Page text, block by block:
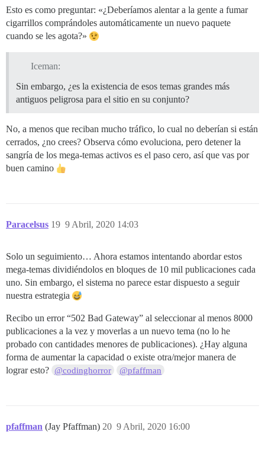
Esto es como preguntar: «¿Deberíamos alentar a la gente a fumar
cigarrillos comprándoles automáticamente un nuevo paquete
cuando se les agota?»
Iceman:
Sin embargo, ¿es la existencia de esos temas grandes más
antiguos peligrosa para el sitio en su conjunto?
No, a menos que reciban mucho tráfico, lo cual no deberían si están
cerrados, ¿no crees? Observa cómo evoluciona, pero detener la
sangría de los mega-temas activos es el paso cero, así que vas por
buen camino
Paracelsus 9 Abril, 2020 14:03
19
Solo un seguimiento… Ahora estamos intentando abordar estos
mega-temas dividiéndolos en bloques de 10 mil publicaciones cada
uno. Sin embargo, el sistema no parece estar dispuesto a seguir
nuestra estrategia
Recibo un error “502 Bad Gateway” al seleccionar al menos 8000
publicaciones a la vez y moverlas a un nuevo tema (no lo he
probado con cantidades menores de publicaciones). ¿Hay alguna
forma de aumentar la capacidad o existe otra/mejor manera de
lograr esto? @codinghorror @pfaffman
pfaffman (Jay Pfaffman) 9 Abril, 2020 16:00
20